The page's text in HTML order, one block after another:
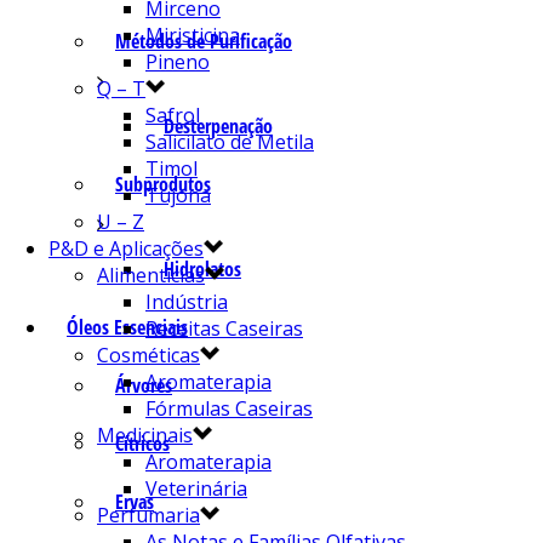
Métodos de Purificação
Desterpenação
Subprodutos
Hidrolatos
Óleos Essenciais
Árvores
Cítricos
Ervas
Mirceno
Miristicina
Pineno
Q – T
Safrol
Salicilato de Metila
Timol
Tujona
U – Z
P&D e Aplicações
Alimentícias
Indústria
Receitas Caseiras
Cosméticas
Aromaterapia
Fórmulas Caseiras
Medicinais
Aromaterapia
Veterinária
Perfumaria